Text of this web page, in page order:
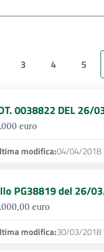
3 4 5
0038822 DEL 26/
euro
modifica:04/04/2018
PG38819 del 26/
euro
modifica:30/03/2018